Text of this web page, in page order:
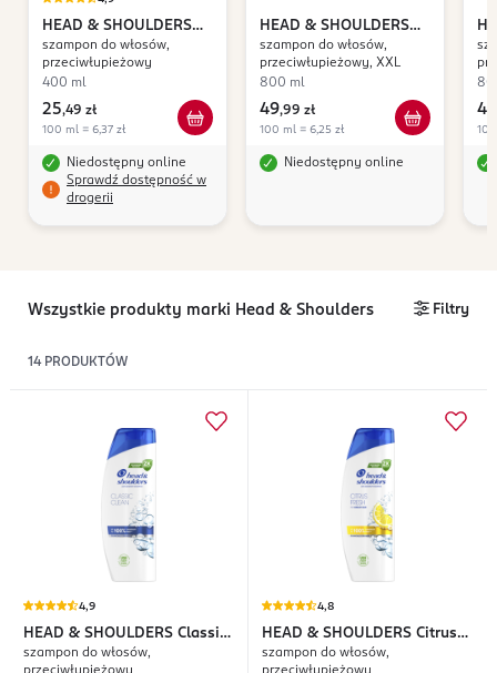
HEAD & SHOULDERS
Apple Fresh
szampon do włosów,
przeciwłupieżowy
400 ml
25,49 zł
100 ml = 6,37 zł
Niedostępny online
Sprawdź dostępność w
drogerii
HEAD & SHOULDERS
Men Ultra Old Spice
szampon do włosów,
przeciwłupieżowy, XXL
800 ml
49,99 zł
100 ml = 6,25 zł
Niedostępny online
49
Wszystkie produkty marki Head & Shoulders Filtry
14 PRODUKTÓW
4,9
HEAD & SHOULDERS Classic
Clean
szampon do włosów,
4,8
HEAD & SHOULDERS Citrus
Fresh
szampon do włosów,